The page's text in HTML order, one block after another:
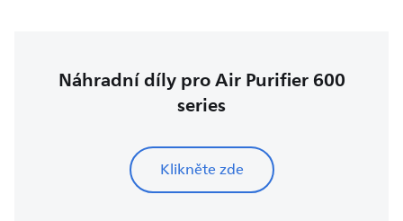
Náhradní díly pro Air Purifier 600
series
Klikněte zde